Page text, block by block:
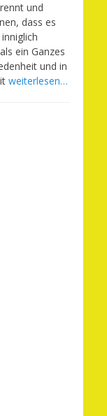
und
dass es
ein Ganzes
und in
weiterlesen…